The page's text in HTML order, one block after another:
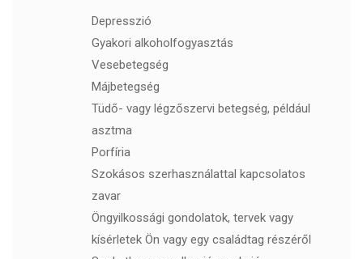
Depresszió
Gyakori alkoholfogyasztás
Vesebetegség
Májbetegség
Tüdő- vagy légzőszervi betegség, például
asztma
Porfíria
Szokásos szerhasználattal kapcsolatos
zavar
Öngyilkossági gondolatok, tervek vagy
kísérletek Ön vagy egy családtag részéről